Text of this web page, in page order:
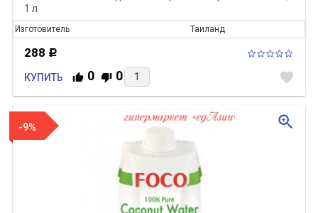
1 л
Изготовитель Таиланд
288 Р
КУПИТЬ 0 0 favorite
-9% zoom_in